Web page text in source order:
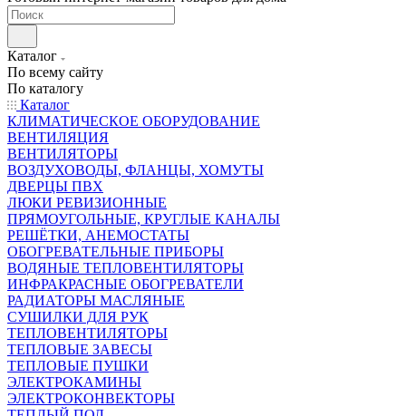
Каталог
По всему сайту
По каталогу
Каталог
КЛИМАТИЧЕСКОЕ ОБОРУДОВАНИЕ
ВЕНТИЛЯЦИЯ
ВЕНТИЛЯТОРЫ
ВОЗДУХОВОДЫ, ФЛАНЦЫ, ХОМУТЫ
ДВЕРЦЫ ПВХ
ЛЮКИ РЕВИЗИОННЫЕ
ПРЯМОУГОЛЬНЫЕ, КРУГЛЫЕ КАНАЛЫ
РЕШЁТКИ, АНЕМОСТАТЫ
ОБОГРЕВАТЕЛЬНЫЕ ПРИБОРЫ
ВОДЯНЫЕ ТЕПЛОВЕНТИЛЯТОРЫ
ИНФРАКРАСНЫЕ ОБОГРЕВАТЕЛИ
РАДИАТОРЫ МАСЛЯНЫЕ
СУШИЛКИ ДЛЯ РУК
ТЕПЛОВЕНТИЛЯТОРЫ
ТЕПЛОВЫЕ ЗАВЕСЫ
ТЕПЛОВЫЕ ПУШКИ
ЭЛЕКТРОКАМИНЫ
ЭЛЕКТРОКОНВЕКТОРЫ